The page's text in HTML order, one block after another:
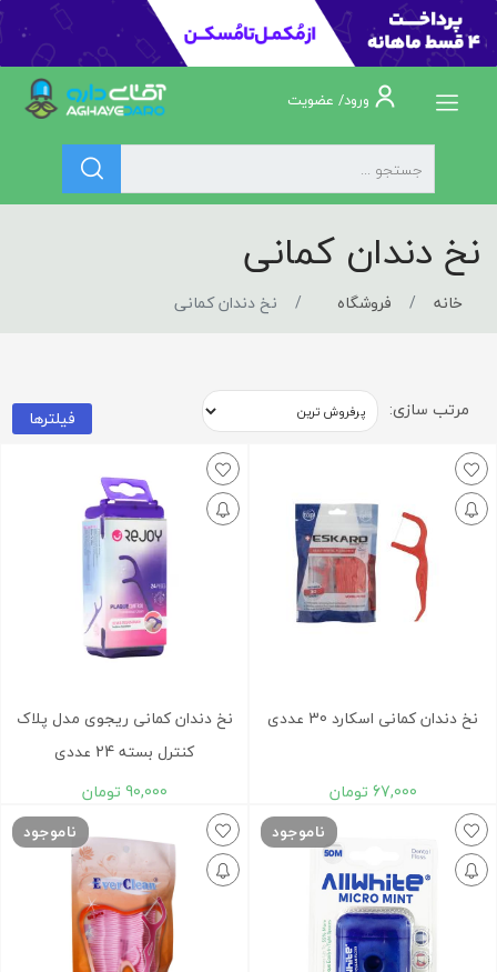
ورود/ عضویت
نخ دندان کمانی
خانه فروشگاه نخ دندان کمانی
مرتب سازی: فیلترها
نخ دندان کمانی اسکارد 30 عددی
67,000 تومان
نخ دندان کمانی ریجوی مدل پلاک
کنترل بسته 24 عددی
90,000 تومان
ناموجود ناموجود